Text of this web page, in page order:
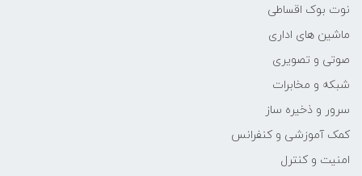
نوت بوک اقساطی
ماشین های اداری
صوتی و تصویری
شبکه و مخابرات
سرور و ذخیره ساز
کمک آموزشی و کنفرانس
امنیت و کنترل